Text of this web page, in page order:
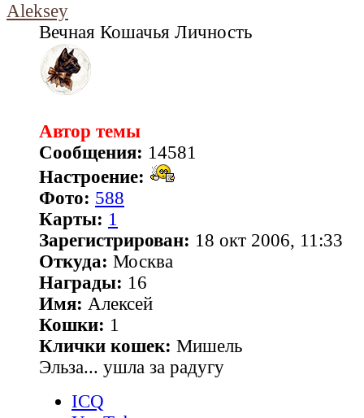
Aleksey
Вечная Кошачья Личность
Автор темы
Сообщения: 14581
Настроение:
Фото: 588
Карты: 1
Зарегистрирован: 18 окт 2006, 11:33
Откуда: Москва
Награды: 16
Имя: Алексей
Кошки: 1
Клички кошек: Мишель
Эльза... ушла за радугу
ICQ